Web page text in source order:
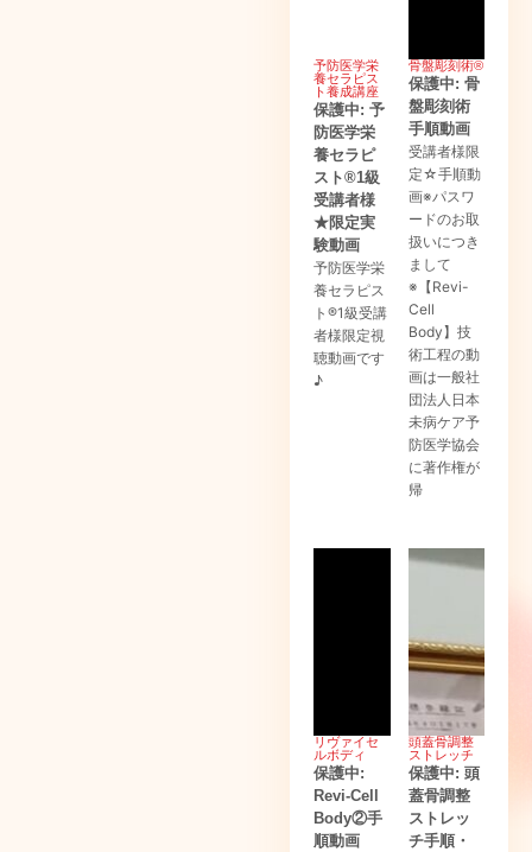
予防医学栄
養セラピス
ト養成講座
保護中: 予
防医学栄
養セラピ
スト®1級
受講者様
★限定実
験動画
予防医学栄
養セラピス
ト®1級受講
者様限定視
聴動画です
♪
骨盤彫刻術®
保護中: 骨
盤彫刻術
手順動画
受講者様限
定☆手順動
画※パスワ
ードのお取
扱いにつき
まして
※【Revi-
Cell
Body】技
術工程の動
画は一般社
団法人日本
未病ケア予
防医学協会
に著作権が
帰
リヴァイセ
ルボディ
保護中:
Revi-Cell
Body②手
順動画
頭蓋骨調整
ストレッチ
保護中: 頭
蓋骨調整
ストレッ
チ手順・